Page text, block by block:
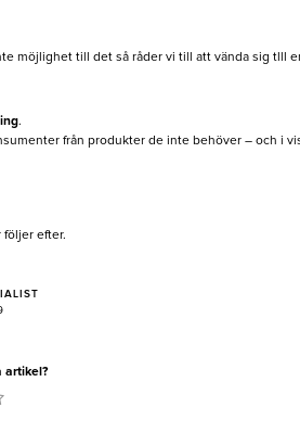
möjlighet till det så råder vi till att vända sig tlll
.
från produkter de inte behöver – och i
följer efter.
artikel?